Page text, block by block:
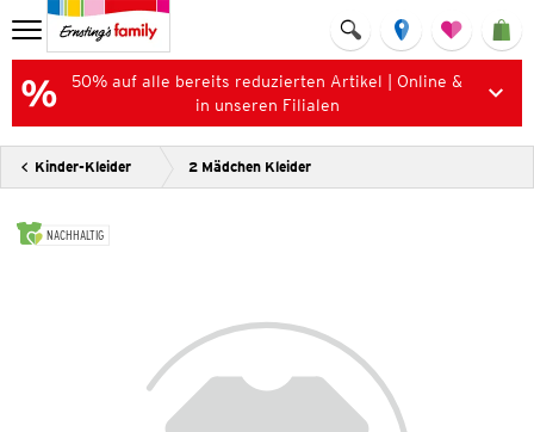
50% auf alle bereits reduzierten Artikel | Online &
in unseren Filialen
Kinder-Kleider 2 Mädchen Kleider
NACHHALTIG